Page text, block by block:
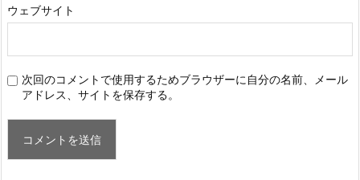
ウェブサイト
次回のコメントで使用するためブラウザーに自分の名前、メール
アドレス、サイトを保存する。